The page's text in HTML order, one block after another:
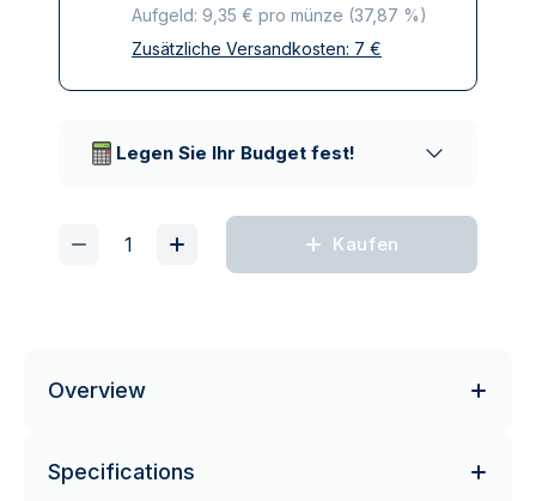
Aufgeld: 9,35 € pro münze (37,87 %)
Alle Steuern inbegriffen
Zusätzliche Versandkosten: 7 €
Legen Sie Ihr Budget fest!
Kaufen
Overview
Specifications